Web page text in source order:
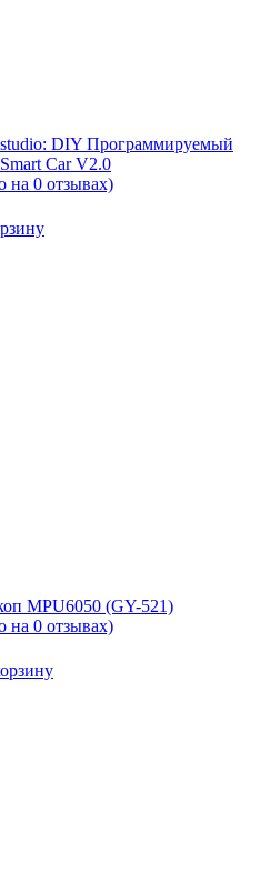
DIY Программируемый
Car V2.0
на 0 отзывах)
MPU6050 (GY-521)
на 0 отзывах)